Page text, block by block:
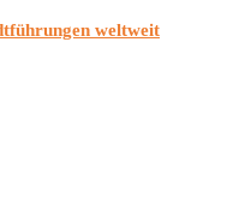
weltweit